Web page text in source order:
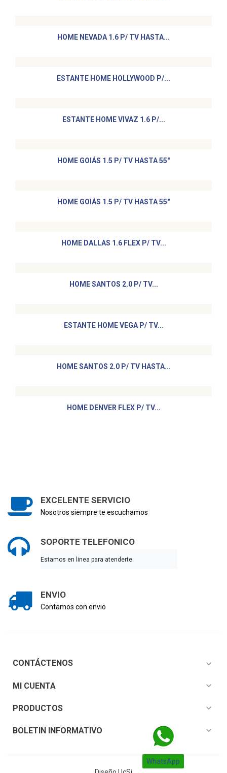
HOME NEVADA 1.6 P/ TV HASTA...
ESTANTE HOME HOLLYWOOD P/...
ESTANTE HOME VIVAZ 1.6 P/...
HOME GOIÁS 1.5 P/ TV HASTA 55"
HOME GOIÁS 1.5 P/ TV HASTA 55"
HOME DALLAS 1.6 FLEX P/ TV...
HOME SANTOS 2.0 P/ TV...
ESTANTE HOME VEGA P/ TV...
HOME SANTOS 2.0 P/ TV HASTA...
HOME DENVER FLEX P/ TV...
EXCELENTE SERVICIO
Nosotros siempre te escuchamos
SOPORTE TELEFONICO
Estamos en linea para atenderte.
ENVIO
Contamos con envio
CONTÁCTENOS expand_more
MI CUENTA expand_more
PRODUCTOS expand_more
BOLETIN INFORMATIVO expand_more
WhatsApp